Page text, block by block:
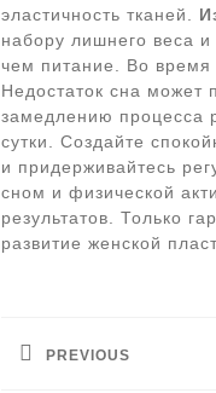
эластичность тканей.
набору лишнего веса
чем питание. Во время
Недостаток сна может
замедлению процесса
сутки. Создайте
и придерживайтесь
сном и физической
результатов. Только
развитие женской
по
PREVIOUS